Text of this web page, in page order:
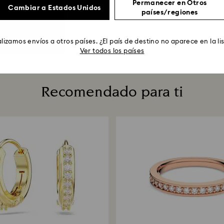
Recomendado para ti
Cambiar a Estados Unidos
Permanecer en Otros
países/regiones
envíos a otros países. ¿El país de destino no aparece en la
Ver todos los países